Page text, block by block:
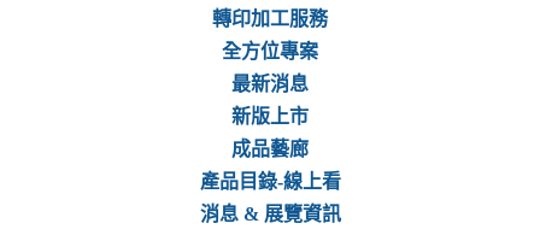
轉印加工服務
全方位專案
最新消息
新版上市
成品藝廊
產品目錄-線上看
消息 & 展覽資訊